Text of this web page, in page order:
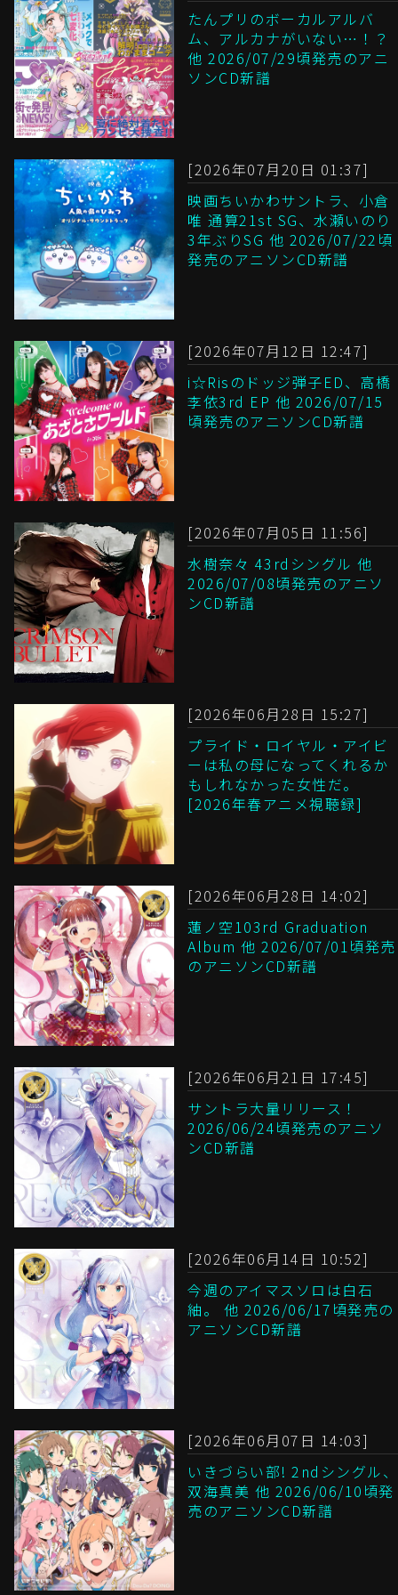
たんプリのボーカルアルバ
ム、アルカナがいない…！？
他 2026/07/29頃発売のアニ
ソンCD新譜
[2026年07月20日 01:37]
映画ちいかわサントラ、小倉
唯 通算21st SG、水瀬いのり
3年ぶりSG 他 2026/07/22頃
発売のアニソンCD新譜
[2026年07月12日 12:47]
i☆Risのドッジ弾子ED、高橋
李依3rd EP 他 2026/07/15
頃発売のアニソンCD新譜
[2026年07月05日 11:56]
水樹奈々 43rdシングル 他
2026/07/08頃発売のアニソ
ンCD新譜
[2026年06月28日 15:27]
プライド・ロイヤル・アイビ
ーは私の母になってくれるか
もしれなかった女性だ。
[2026年春アニメ視聴録]
[2026年06月28日 14:02]
蓮ノ空103rd Graduation
Album 他 2026/07/01頃発売
のアニソンCD新譜
[2026年06月21日 17:45]
サントラ大量リリース！
2026/06/24頃発売のアニソ
ンCD新譜
[2026年06月14日 10:52]
今週のアイマスソロは白石
紬。 他 2026/06/17頃発売の
アニソンCD新譜
[2026年06月07日 14:03]
いきづらい部! 2ndシングル、
双海真美 他 2026/06/10頃発
売のアニソンCD新譜